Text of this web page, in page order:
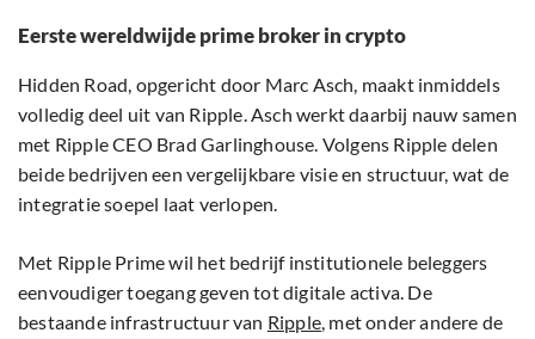
Eerste wereldwijde prime broker in crypto
Hidden Road, opgericht door Marc Asch, maakt inmiddels
volledig deel uit van Ripple. Asch werkt daarbij nauw samen
met Ripple CEO Brad Garlinghouse. Volgens Ripple delen
beide bedrijven een vergelijkbare visie en structuur, wat de
integratie soepel laat verlopen.
Met Ripple Prime wil het bedrijf institutionele beleggers
eenvoudiger toegang geven tot digitale activa. De
bestaande infrastructuur van Ripple, met onder andere de